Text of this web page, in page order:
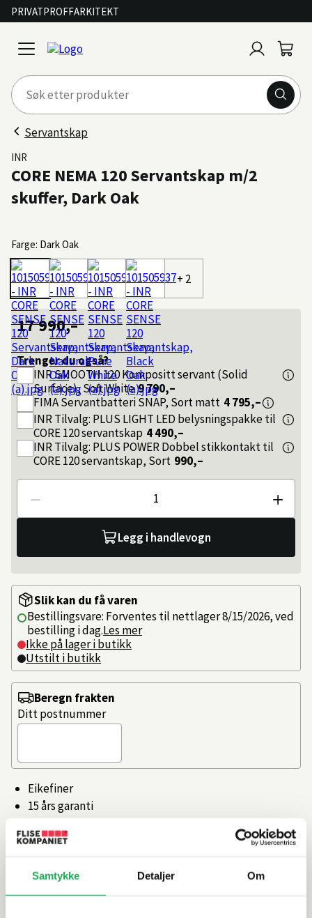
Samtykke Detaljer Om
PRIVATPROFFARKITEKT
open
menu
inn
Servantskap
INR
CORE NEMA 120 Servantskap m/2
skuffer, Dark Oak
Farge: Dark Oak
+ 2
17 990,–
Trenger du også?
INRSMOOTH 120 Kompositt servant (Solid
Surface), Soft White 9 790,–
FIMAServantbatteri SNAP, Sort matt 4 795,–
INRTilvalg: PLUS LIGHT LED belysningspakke til
CORE 120 servantskap 4 490,–
INRTilvalg: PLUS POWER Dobbel stikkontakt til
CORE 120 servantskap, Sort 990,–
Antall
Legg i handlevogn
Slik kan du få varen
Bestillingsvare: Forventes til nettlager 8/15/2026, ved
bestilling i dag.Les mer
Ikke på lager i butikk
Utstilt i butikk
Eikefiner
15 års garanti
Antisklimatter i alle skuffer.
Hele 15 års garanti!
Artikkelnr.
Beregn frakten
Ditt postnummer